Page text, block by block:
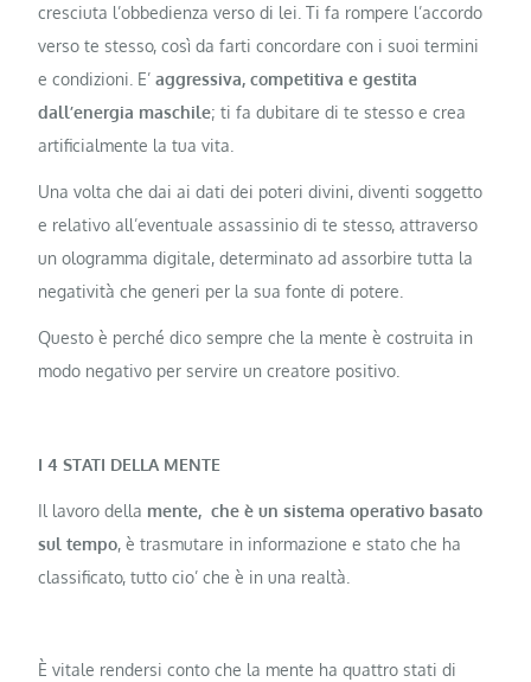
cresciuta l’obbedienza verso di lei. Ti fa rompere l’accordo
verso te stesso, così da farti concordare con i suoi termini
e condizioni. E’ aggressiva, competitiva e gestita
dall’energia maschile; ti fa dubitare di te stesso e crea
artificialmente la tua vita.
Una volta che dai ai dati dei poteri divini, diventi soggetto
e relativo all’eventuale assassinio di te stesso, attraverso
un ologramma digitale, determinato ad assorbire tutta la
negatività che generi per la sua fonte di potere.
Questo è perché dico sempre che la mente è costruita in
modo negativo per servire un creatore positivo.
I 4 STATI DELLA MENTE
Il lavoro della mente, che è un sistema operativo basato
sul tempo, è trasmutare in informazione e stato che ha
classificato, tutto cio’ che è in una realtà.
È vitale rendersi conto che la mente ha quattro stati di